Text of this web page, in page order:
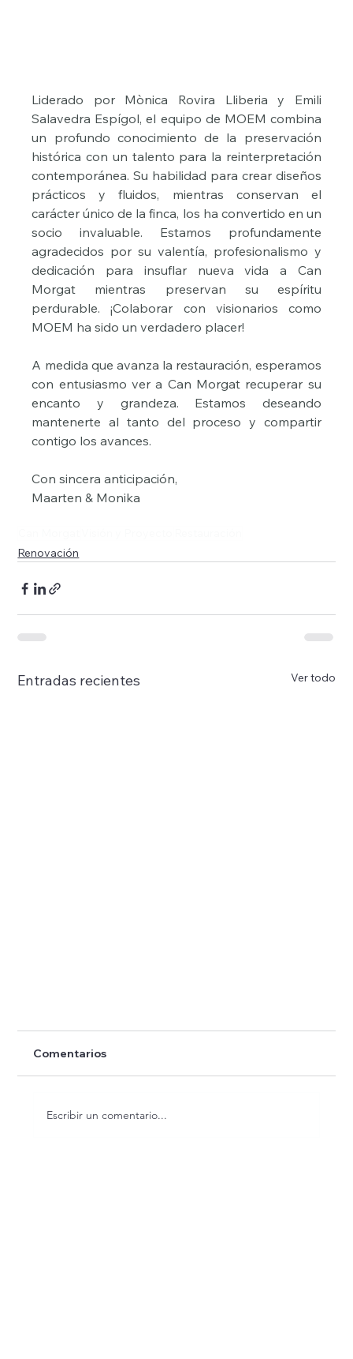
Liderado por Mònica Rovira Lliberia y Emili
Salavedra Espígol, el equipo de MOEM combina
un profundo conocimiento de la preservación
histórica con un talento para la reinterpretación
contemporánea. Su habilidad para crear diseños
prácticos y fluidos, mientras conservan el
carácter único de la finca, los ha convertido en un
socio invaluable. Estamos profundamente
agradecidos por su valentía, profesionalismo y
dedicación para insuflar nueva vida a Can
Morgat mientras preservan su espíritu
perdurable. ¡Colaborar con visionarios como
MOEM ha sido un verdadero placer!
A medida que avanza la restauración, esperamos
con entusiasmo ver a Can Morgat recuperar su
encanto y grandeza. Estamos deseando
mantenerte al tanto del proceso y compartir
contigo los avances.
Con sincera anticipación,
Maarten & Monika
Renovación
Entradas recientes Ver todo
Comentarios
Escribir un comentario...